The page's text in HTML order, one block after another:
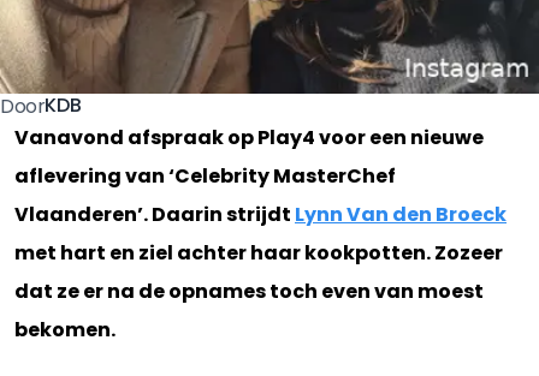
DoorKDB
Vanavond afspraak op Play4 voor een nieuwe
aflevering van ‘Celebrity MasterChef
Vlaanderen’. Daarin strijdt Lynn Van den Broeck
met hart en ziel achter haar kookpotten. Zozeer
dat ze er na de opnames toch even van moest
bekomen.